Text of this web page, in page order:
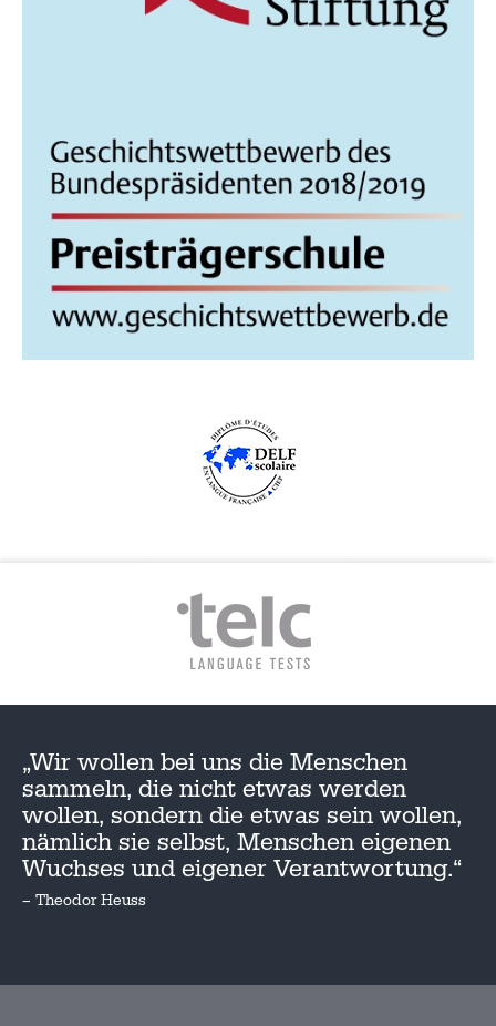
„Wir wollen bei uns die Menschen
sammeln, die nicht etwas werden
wollen, sondern die etwas sein wollen,
nämlich sie selbst, Menschen eigenen
Wuchses und eigener Verantwortung.“
– Theodor Heuss